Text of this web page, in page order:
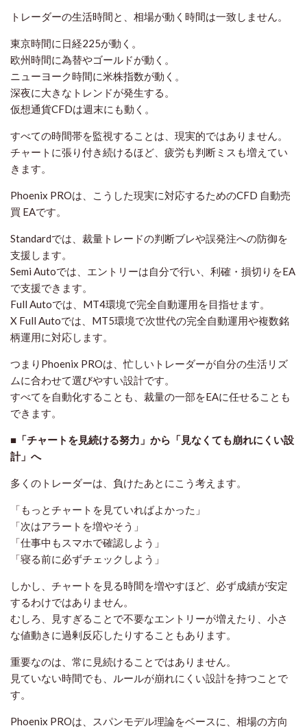
トレーダーの生活時間と、相場が動く時間は一致しません。
東京時間に日経225が動く。
欧州時間に為替やゴールドが動く。
ニューヨーク時間に米株指数が動く。
深夜に大きなトレンドが発生する。
仮想通貨CFDは週末にも動く。
すべての時間帯を監視することは、現実的ではありません。
チャートに張り付き続けるほど、疲労も判断ミスも増えてい
きます。
Phoenix PROは、こうした現実に対応するためのCFD 自動売
買 EAです。
Standardでは、裁量トレードの判断ブレや誤発注への防御を
支援します。
Semi Autoでは、エントリーは自分で行い、利確・損切りをEA
で支援できます。
Full Autoでは、MT4環境で完全自動運用を目指せます。
X Full Autoでは、MT5環境で次世代の完全自動運用や複数銘
柄運用に対応します。
つまりPhoenix PROは、忙しいトレーダーが自分の生活リズ
ムに合わせて選びやすい設計です。
すべてを自動化することも、裁量の一部をEAに任せることも
できます。
■「チャートを見続ける努力」から「見なくても崩れにくい設
計」へ
多くのトレーダーは、負けたあとにこう考えます。
「もっとチャートを見ていればよかった」
「次はアラートを増やそう」
「仕事中もスマホで確認しよう」
「寝る前に必ずチェックしよう」
しかし、チャートを見る時間を増やすほど、必ず成績が安定
するわけではありません。
むしろ、見すぎることで不要なエントリーが増えたり、小さ
な値動きに過剰反応したりすることもあります。
重要なのは、常に見続けることではありません。
見ていない時間でも、ルールが崩れにくい設計を持つことで
す。
Phoenix PROは、スパンモデル理論をベースに、相場の方向